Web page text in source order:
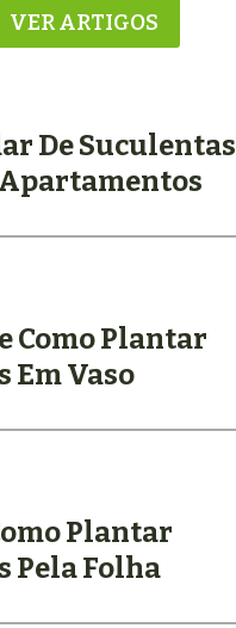
VER ARTIGOS
De Suculentas
Como Plantar
Em Vaso
Plantar
Pela Folha